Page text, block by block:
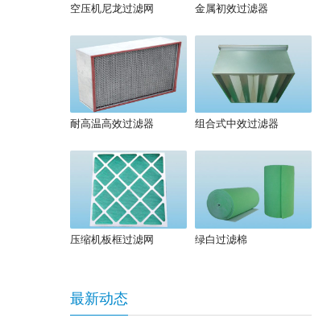
空压机尼龙过滤网 金属初效过滤器
耐高温高效过滤器 组合式中效过滤器
压缩机板框过滤网 绿白过滤棉
最新动态